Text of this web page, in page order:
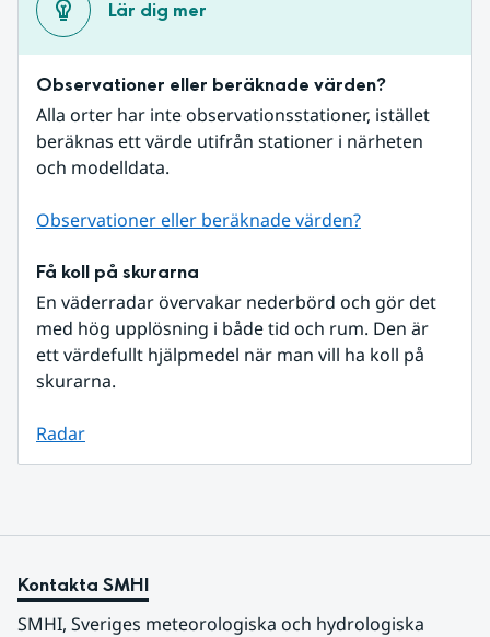
Lär dig mer
Observationer eller beräknade värden?
Alla orter har inte observationsstationer, istället
beräknas ett värde utifrån stationer i närheten
och modelldata.
Observationer eller beräknade värden?
Få koll på skurarna
En väderradar övervakar nederbörd och gör det
med hög upplösning i både tid och rum. Den är
ett värdefullt hjälpmedel när man vill ha koll på
skurarna.
Radar
Kontakta SMHI
SMHI, Sveriges meteorologiska och hydrologiska